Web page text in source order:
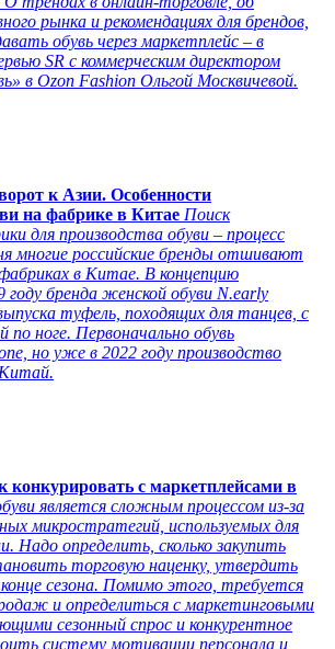
рынка и рекомендациях для брендов,
обувь через маркетплейс – в
SR с коммерческим директором
в Ozon Fashion Ольгой Москвичевой.
к Азии. Особенности
на фабрике в Китае Поиск
для производства обуви – процесс
многие российские бренды отшивают
фабриках в Китае. В концепцию
году бренда женской обуви N.early
туфель, походящих для танцев, с
по ноге. Первоначально обувь
но уже в 2022 году производство
Китай.
конкурировать с маркетплейсами в
является сложным процессом из-за
микростратегий, используемых для
Надо определить, сколько закупить
торговую наценку, утвердить
сезона. Помимо этого, требуется
и определиться с маркетинговыми
сезонный спрос и конкурентное
систему мотивации персонала и